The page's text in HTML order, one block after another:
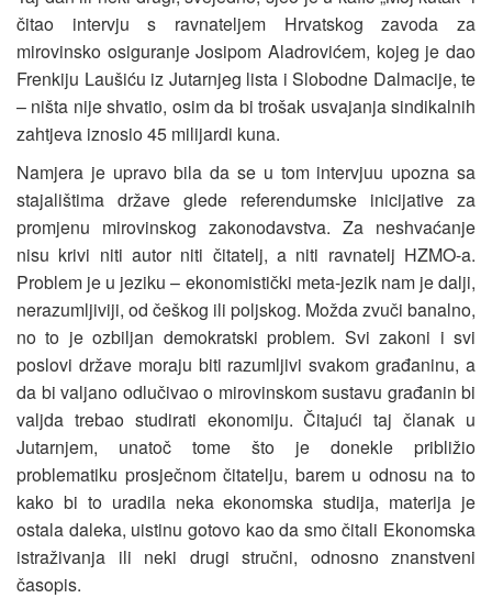
čitao intervju s ravnateljem Hrvatskog zavoda za
mirovinsko osiguranje Josipom Aladrovićem, kojeg je dao
Frenkiju Laušiću iz Jutarnjeg lista i Slobodne Dalmacije, te
– ništa nije shvatio, osim da bi trošak usvajanja sindikalnih
zahtjeva iznosio 45 milijardi kuna.
Namjera je upravo bila da se u tom intervjuu upozna sa
stajalištima države glede referendumske inicijative za
promjenu mirovinskog zakonodavstva. Za neshvaćanje
nisu krivi niti autor niti čitatelj, a niti ravnatelj HZMO-a.
Problem je u jeziku – ekonomistički meta-jezik nam je dalji,
nerazumljiviji, od češkog ili poljskog. Možda zvuči banalno,
no to je ozbiljan demokratski problem. Svi zakoni i svi
poslovi države moraju biti razumljivi svakom građaninu, a
da bi valjano odlučivao o mirovinskom sustavu građanin bi
valjda trebao studirati ekonomiju. Čitajući taj članak u
Jutarnjem, unatoč tome što je donekle približio
problematiku prosječnom čitatelju, barem u odnosu na to
kako bi to uradila neka ekonomska studija, materija je
ostala daleka, uistinu gotovo kao da smo čitali Ekonomska
istraživanja ili neki drugi stručni, odnosno znanstveni
časopis.